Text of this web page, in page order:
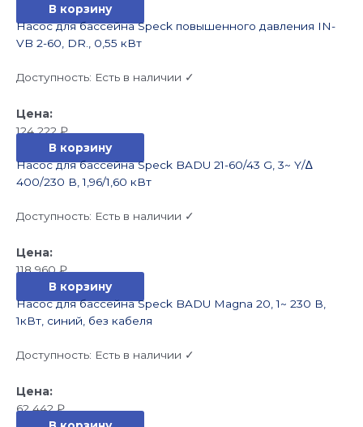
В корзину
Насос для бассейна Speck повышенного давления IN-
VB 2-60, DR., 0,55 кВт
Доступность: Есть в наличии ✓
124 222₽
В корзину
Насос для бассейна Speck BADU 21-60/43 G, 3~ Y/∆
400/230 В, 1,96/1,60 кВт
Доступность: Есть в наличии ✓
118 960₽
В корзину
Насос для бассейна Speck BADU Magna 20, 1~ 230 В,
1кВт, синий, без кабеля
Доступность: Есть в наличии ✓
62 442₽